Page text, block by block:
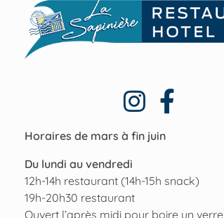
Horaires de mars à fin juin
Du lundi au vendredi
12h-14h restaurant (14h-15h snack)
19h-20h30 restaurant
Ouvert l’après midi pour boire un verre